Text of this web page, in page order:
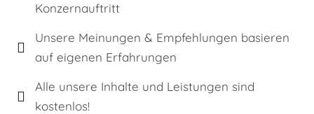
Konzernauftritt
Unsere Meinungen & Empfehlungen basieren
auf eigenen Erfahrungen
Alle unsere Inhalte und Leistungen sind
kostenlos!